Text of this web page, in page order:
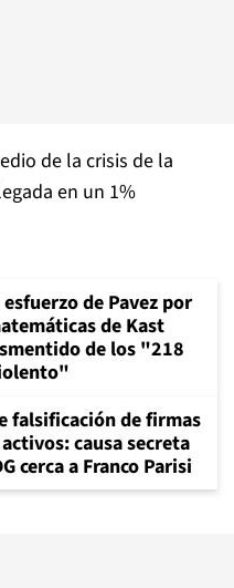
de la crisis de la
en un 1%
esfuerzo de Pavez por
de Kast
de los "218
falsificación de firmas
causa secreta
cerca a Franco Parisi